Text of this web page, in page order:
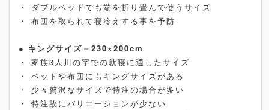
・ ダブルベッドでも端を折り畳んで使うサイズ
・ 布団を取られて寝冷えする事を予防
● キングサイズ＝230×200cm
・ 家族3人川の字での就寝に適したサイズ
・ ベッドや布団にもキングサイズがある
・ 少々贅沢なサイズで特注の場合が多い
・ 特注故にバリエーションが少ない